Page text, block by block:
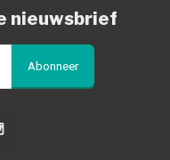
nieuwsbrief
Abonneer